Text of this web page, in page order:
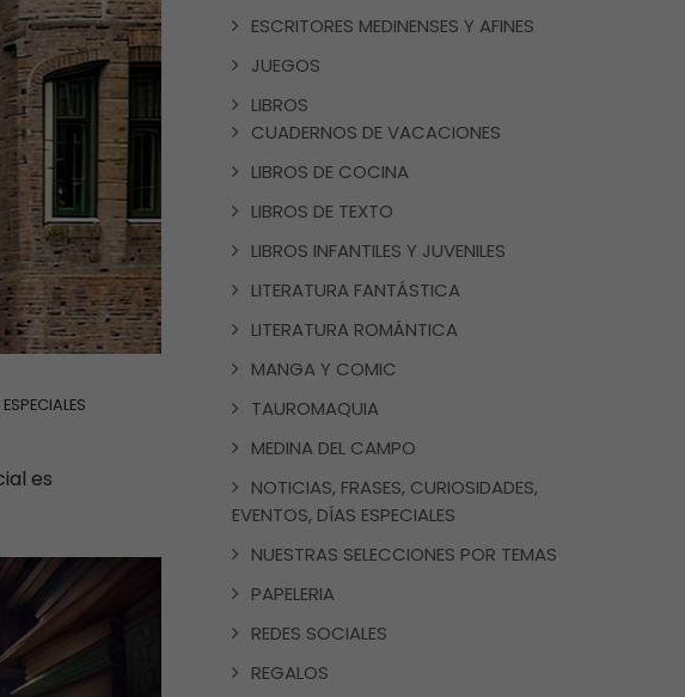
es
ESCRITORES MEDINENSES Y AFINES
JUEGOS
LIBROS
CUADERNOS DE VACACIONES
LIBROS DE COCINA
LIBROS DE TEXTO
LIBROS INFANTILES Y JUVENILES
LITERATURA FANTÁSTICA
LITERATURA ROMÁNTICA
MANGA Y COMIC
TAUROMAQUIA
MEDINA DEL CAMPO
NOTICIAS, FRASES, CURIOSIDADES,
EVENTOS, DÍAS ESPECIALES
NUESTRAS SELECCIONES POR TEMAS
PAPELERIA
REDES SOCIALES
REGALOS